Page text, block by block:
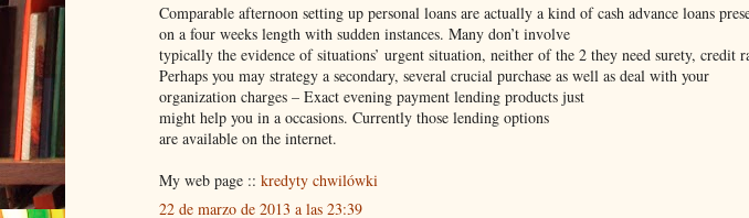
Comparable afternoon setting up personal loans are actually a kind of cash advance loans
on a four weeks length with sudden instances. Many don’t involve
typically the evidence of situations’ urgent situation, neither of the 2 they need surety, credit
Perhaps you may strategy a secondary, several crucial purchase as well as deal with your
organization charges – Exact evening payment lending products just
might help you in a occasions. Currently those lending options
are available on the internet.
My web page :: kredyty chwilówki
22 de marzo de 2013 a las 23:39